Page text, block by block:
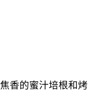
香的蜜汁培根和烤